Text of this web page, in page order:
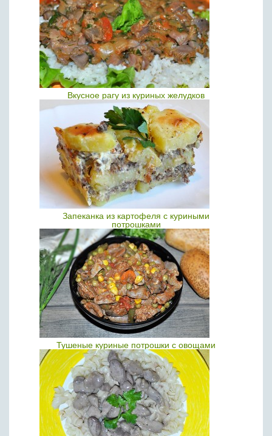
Вкусное рагу из куриных желудков
Запеканка из картофеля с куриными
потрошками
Тушеные куриные потрошки с овощами